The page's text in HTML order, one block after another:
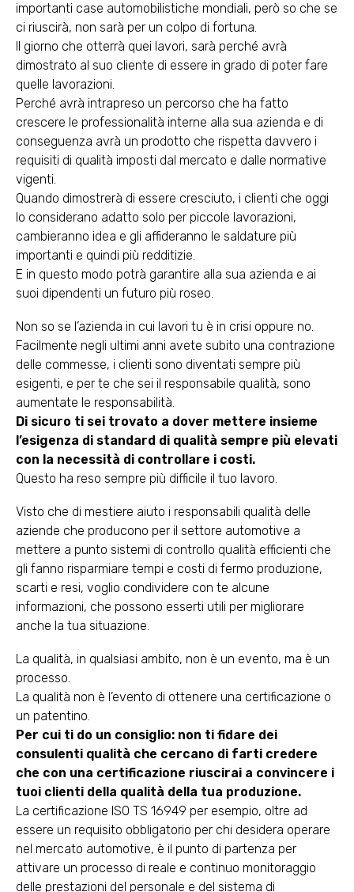
importanti case automobilistiche mondiali, però so che se
ci riuscirà, non sarà per un colpo di fortuna.
Il giorno che otterrà quei lavori, sarà perché avrà
dimostrato al suo cliente di essere in grado di poter fare
quelle lavorazioni.
Perché avrà intrapreso un percorso che ha fatto
crescere le professionalità interne alla sua azienda e di
conseguenza avrà un prodotto che rispetta davvero i
requisiti di qualità imposti dal mercato e dalle normative
vigenti.
Quando dimostrerà di essere cresciuto, i clienti che oggi
lo considerano adatto solo per piccole lavorazioni,
cambieranno idea e gli affideranno le saldature più
importanti e quindi più redditizie.
E in questo modo potrà garantire alla sua azienda e ai
suoi dipendenti un futuro più roseo.
Non so se l’azienda in cui lavori tu è in crisi oppure no.
Facilmente negli ultimi anni avete subito una contrazione
delle commesse, i clienti sono diventati sempre più
esigenti, e per te che sei il responsabile qualità, sono
aumentate le responsabilità.
Di sicuro ti sei trovato a dover mettere insieme
l’esigenza di standard di qualità sempre più elevati
con la necessità di controllare i costi.
Questo ha reso sempre più difficile il tuo lavoro.
Visto che di mestiere aiuto i responsabili qualità delle
aziende che producono per il settore automotive a
mettere a punto sistemi di controllo qualità efficienti che
gli fanno risparmiare tempi e costi di fermo produzione,
scarti e resi, voglio condividere con te alcune
informazioni, che possono esserti utili per migliorare
anche la tua situazione.
La qualità, in qualsiasi ambito, non è un evento, ma è un
processo.
La qualità non è l’evento di ottenere una certificazione o
un patentino.
Per cui ti do un consiglio: non ti fidare dei
consulenti qualità che cercano di farti credere
che con una certificazione riuscirai a convincere i
tuoi clienti della qualità della tua produzione.
La certificazione ISO TS 16949 per esempio, oltre ad
essere un requisito obbligatorio per chi desidera operare
nel mercato automotive, è il punto di partenza per
attivare un processo di reale e continuo monitoraggio
delle prestazioni del personale e del sistema di